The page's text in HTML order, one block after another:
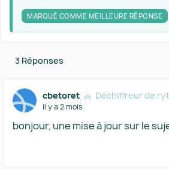
MARQUÉ COMME MEILLEURE RÉPONSE
3 Réponses
cbetoret Déchiffreur de
il y a 2 mois
bonjour, une mise à jour sur le